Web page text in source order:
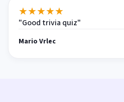
★★★★★
"Good trivia quiz"
Mario Vrlec